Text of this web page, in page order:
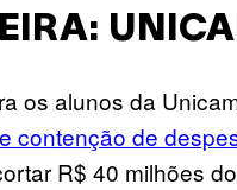
os alunos da
contenção de
R$ 40 milhões